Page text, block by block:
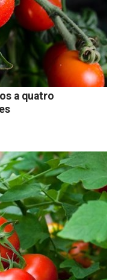
a quatro